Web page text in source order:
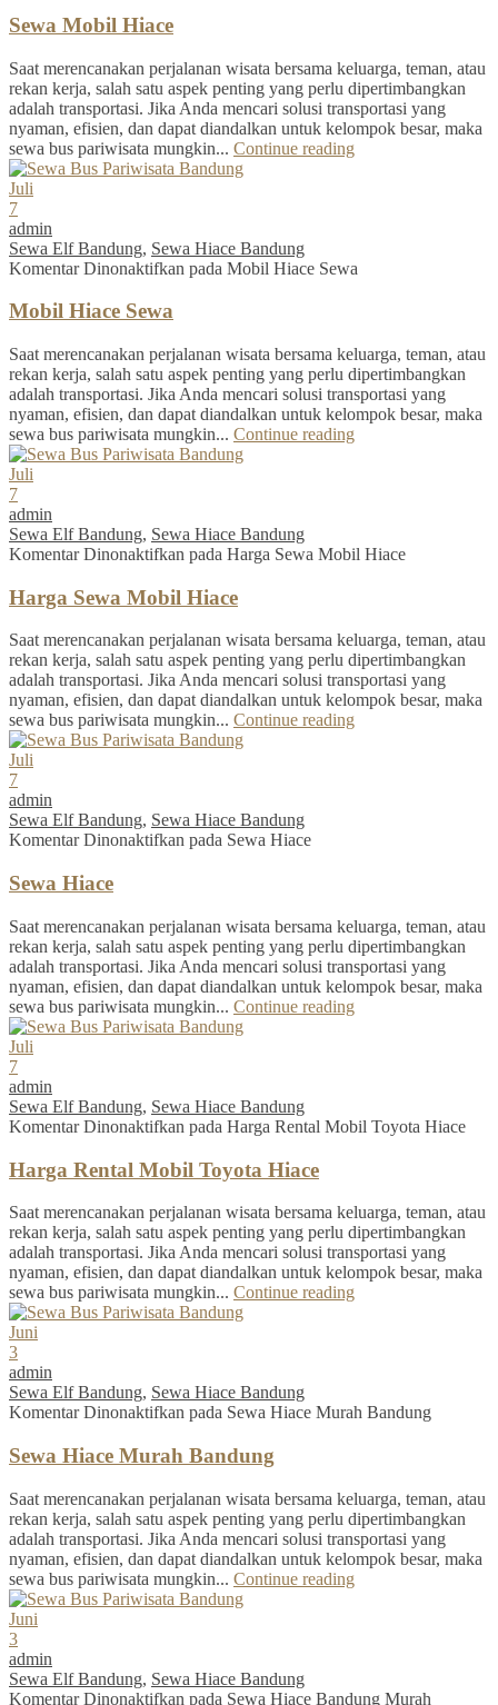
Sewa Mobil Hiace
Saat merencanakan perjalanan wisata bersama keluarga, teman, atau
rekan kerja, salah satu aspek penting yang perlu dipertimbangkan
adalah transportasi. Jika Anda mencari solusi transportasi yang
nyaman, efisien, dan dapat diandalkan untuk kelompok besar, maka
sewa bus pariwisata mungkin... Continue reading
Juli
7
admin
Sewa Elf Bandung, Sewa Hiace Bandung
Komentar Dinonaktifkan pada Mobil Hiace Sewa
Mobil Hiace Sewa
Saat merencanakan perjalanan wisata bersama keluarga, teman, atau
rekan kerja, salah satu aspek penting yang perlu dipertimbangkan
adalah transportasi. Jika Anda mencari solusi transportasi yang
nyaman, efisien, dan dapat diandalkan untuk kelompok besar, maka
sewa bus pariwisata mungkin... Continue reading
Juli
7
admin
Sewa Elf Bandung, Sewa Hiace Bandung
Komentar Dinonaktifkan pada Harga Sewa Mobil Hiace
Harga Sewa Mobil Hiace
Saat merencanakan perjalanan wisata bersama keluarga, teman, atau
rekan kerja, salah satu aspek penting yang perlu dipertimbangkan
adalah transportasi. Jika Anda mencari solusi transportasi yang
nyaman, efisien, dan dapat diandalkan untuk kelompok besar, maka
sewa bus pariwisata mungkin... Continue reading
Juli
7
admin
Sewa Elf Bandung, Sewa Hiace Bandung
Komentar Dinonaktifkan pada Sewa Hiace
Sewa Hiace
Saat merencanakan perjalanan wisata bersama keluarga, teman, atau
rekan kerja, salah satu aspek penting yang perlu dipertimbangkan
adalah transportasi. Jika Anda mencari solusi transportasi yang
nyaman, efisien, dan dapat diandalkan untuk kelompok besar, maka
sewa bus pariwisata mungkin... Continue reading
Juli
7
admin
Sewa Elf Bandung, Sewa Hiace Bandung
Komentar Dinonaktifkan pada Harga Rental Mobil Toyota Hiace
Harga Rental Mobil Toyota Hiace
Saat merencanakan perjalanan wisata bersama keluarga, teman, atau
rekan kerja, salah satu aspek penting yang perlu dipertimbangkan
adalah transportasi. Jika Anda mencari solusi transportasi yang
nyaman, efisien, dan dapat diandalkan untuk kelompok besar, maka
sewa bus pariwisata mungkin... Continue reading
Juni
3
admin
Sewa Elf Bandung, Sewa Hiace Bandung
Komentar Dinonaktifkan pada Sewa Hiace Murah Bandung
Sewa Hiace Murah Bandung
Saat merencanakan perjalanan wisata bersama keluarga, teman, atau
rekan kerja, salah satu aspek penting yang perlu dipertimbangkan
adalah transportasi. Jika Anda mencari solusi transportasi yang
nyaman, efisien, dan dapat diandalkan untuk kelompok besar, maka
sewa bus pariwisata mungkin... Continue reading
Juni
3
admin
Sewa Elf Bandung, Sewa Hiace Bandung
Komentar Dinonaktifkan pada Sewa Hiace Bandung Murah